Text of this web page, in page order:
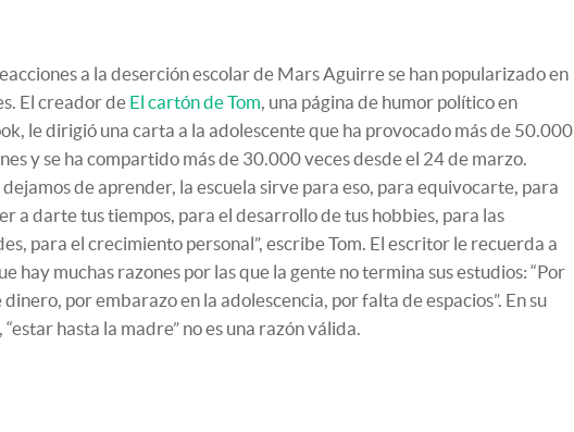
a la deserción escolar de Mars Aguirre se han popularizado en
El creador de El cartón de Tom, una página de humor político en
le dirigió una carta a la adolescente que ha provocado más de 50.000
y se ha compartido más de 30.000 veces desde el 24 de marzo.
dejamos de aprender, la escuela sirve para eso, para equivocarte, para
a darte tus tiempos, para el desarrollo de tus hobbies, para las
para el crecimiento personal”, escribe Tom. El escritor le recuerda a
hay muchas razones por las que la gente no termina sus estudios: “Por
por embarazo en la adolescencia, por falta de espacios”. En su
“estar hasta la madre” no es una razón válida.